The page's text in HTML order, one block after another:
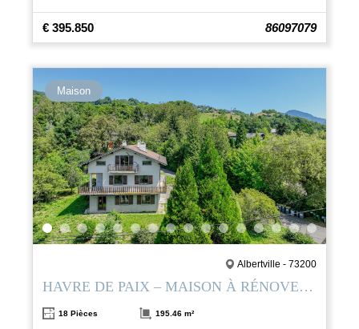
€ 395.850 86097079
Maison
Albertville - 73200
HAVRE DE PAIX – MAISON À RÉNOVER SUR LES HAUTEURS D’ALBERTVILLE
18 Pièces 195.46 m²